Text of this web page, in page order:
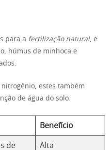
para a fertilização natural, e
húmus de minhoca e
estes também
de água do solo.
Benefício
de
Alta